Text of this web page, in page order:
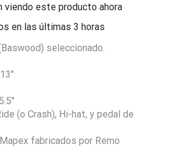
viendo este producto ahora
en las últimas 3 horas
seleccionado.
(o Crash), Hi-hat, y pedal de
fabricados por Remo